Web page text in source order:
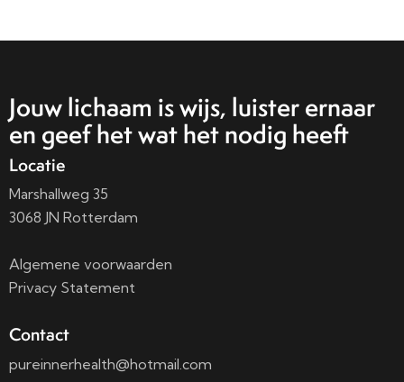
Jouw lichaam is wijs, luister ernaar
en geef het wat het nodig heeft
Locatie
Marshallweg 35
3068 JN Rotterdam
Algemene voorwaarden
Privacy Statement
Contact
pureinnerhealth@hotmail.com